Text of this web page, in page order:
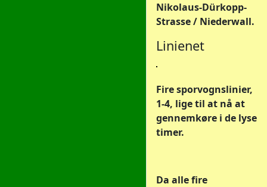
Nikolaus-Dürkopp-
Strasse / Niederwall.
Linienet
Fire sporvognslinier,
1-4, lige til at nå at
gennemkøre i de lyse
timer.
Da alle fire